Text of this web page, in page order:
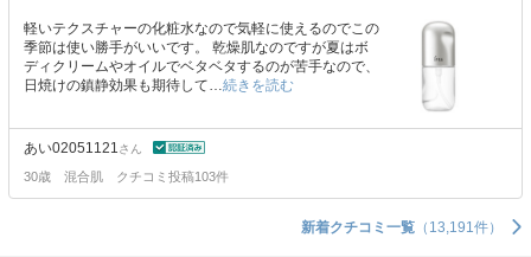
軽いテクスチャーの化粧水なので気軽に使えるのでこの
季節は使い勝手がいいです。 乾燥肌なのですが夏はボ
ディクリームやオイルでベタベタするのが苦手なので、
日焼けの鎮静効果も期待して…続きを読む
あい02051121さん
30歳 混合肌 クチコミ投稿103件
新着クチコミ一覧 （13,191件）